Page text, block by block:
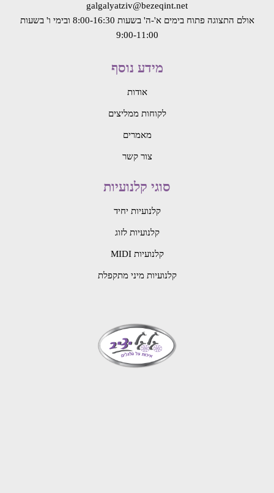
galgalyatziv@bezeqint.net
אולם התצוגה פתוח בימים א'-ה' בשעות 8:00-16:30
ובימי ו' בשעות
9:00-11:00
מידע נוסף
אודות
לקוחות ממליצים
מאמרים
צור קשר
סוגי קלנועיות
קלנועיות יחיד
קלנועיות לזוג
קלנועיות MIDI
קלנועיות מיני מתקפלת